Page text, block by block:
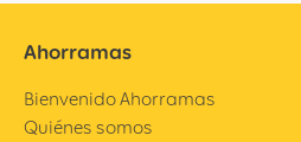
Ahorramas
Bienvenido Ahorramas
Quiénes somos